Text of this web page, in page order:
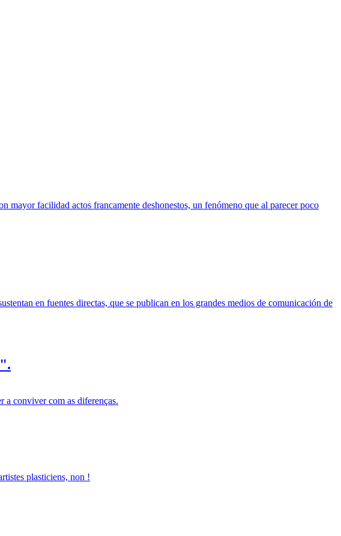
facilidad actos francamente deshonestos, un fenómeno que al parecer poco
en fuentes directas, que se publican en los grandes medios de comunicación de
a conviver com as diferenças.
plasticiens, non !